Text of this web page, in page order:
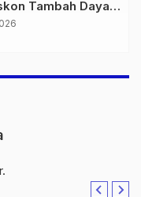
Tambah Daya
2026